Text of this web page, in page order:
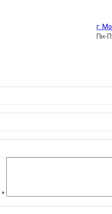
г.
Пн-
*